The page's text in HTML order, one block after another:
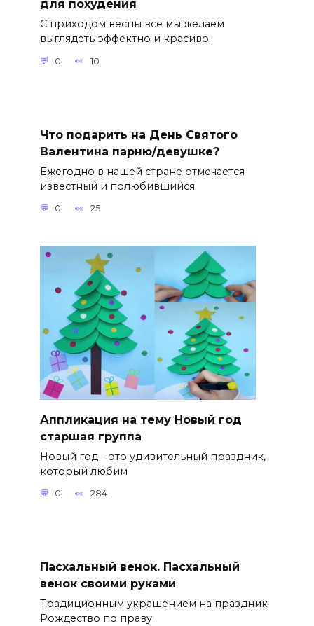
для похудения
С приходом весны все мы желаем
выглядеть эффектно и красиво.
0 10
Что подарить на День Святого
Валентина парню/девушке?
Ежегодно в нашей стране отмечается
известный и полюбившийся
0 25
Аппликация на тему Новый год
старшая группа
Новый год – это удивительный праздник,
который любим
0 284
Пасхальный венок. Пасхальный
венок своими руками
Традиционным украшением на праздник
Рождество по праву